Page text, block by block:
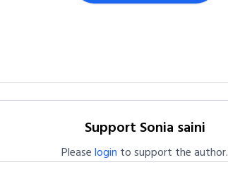
Support Sonia saini
Pleaselogin to support the author.